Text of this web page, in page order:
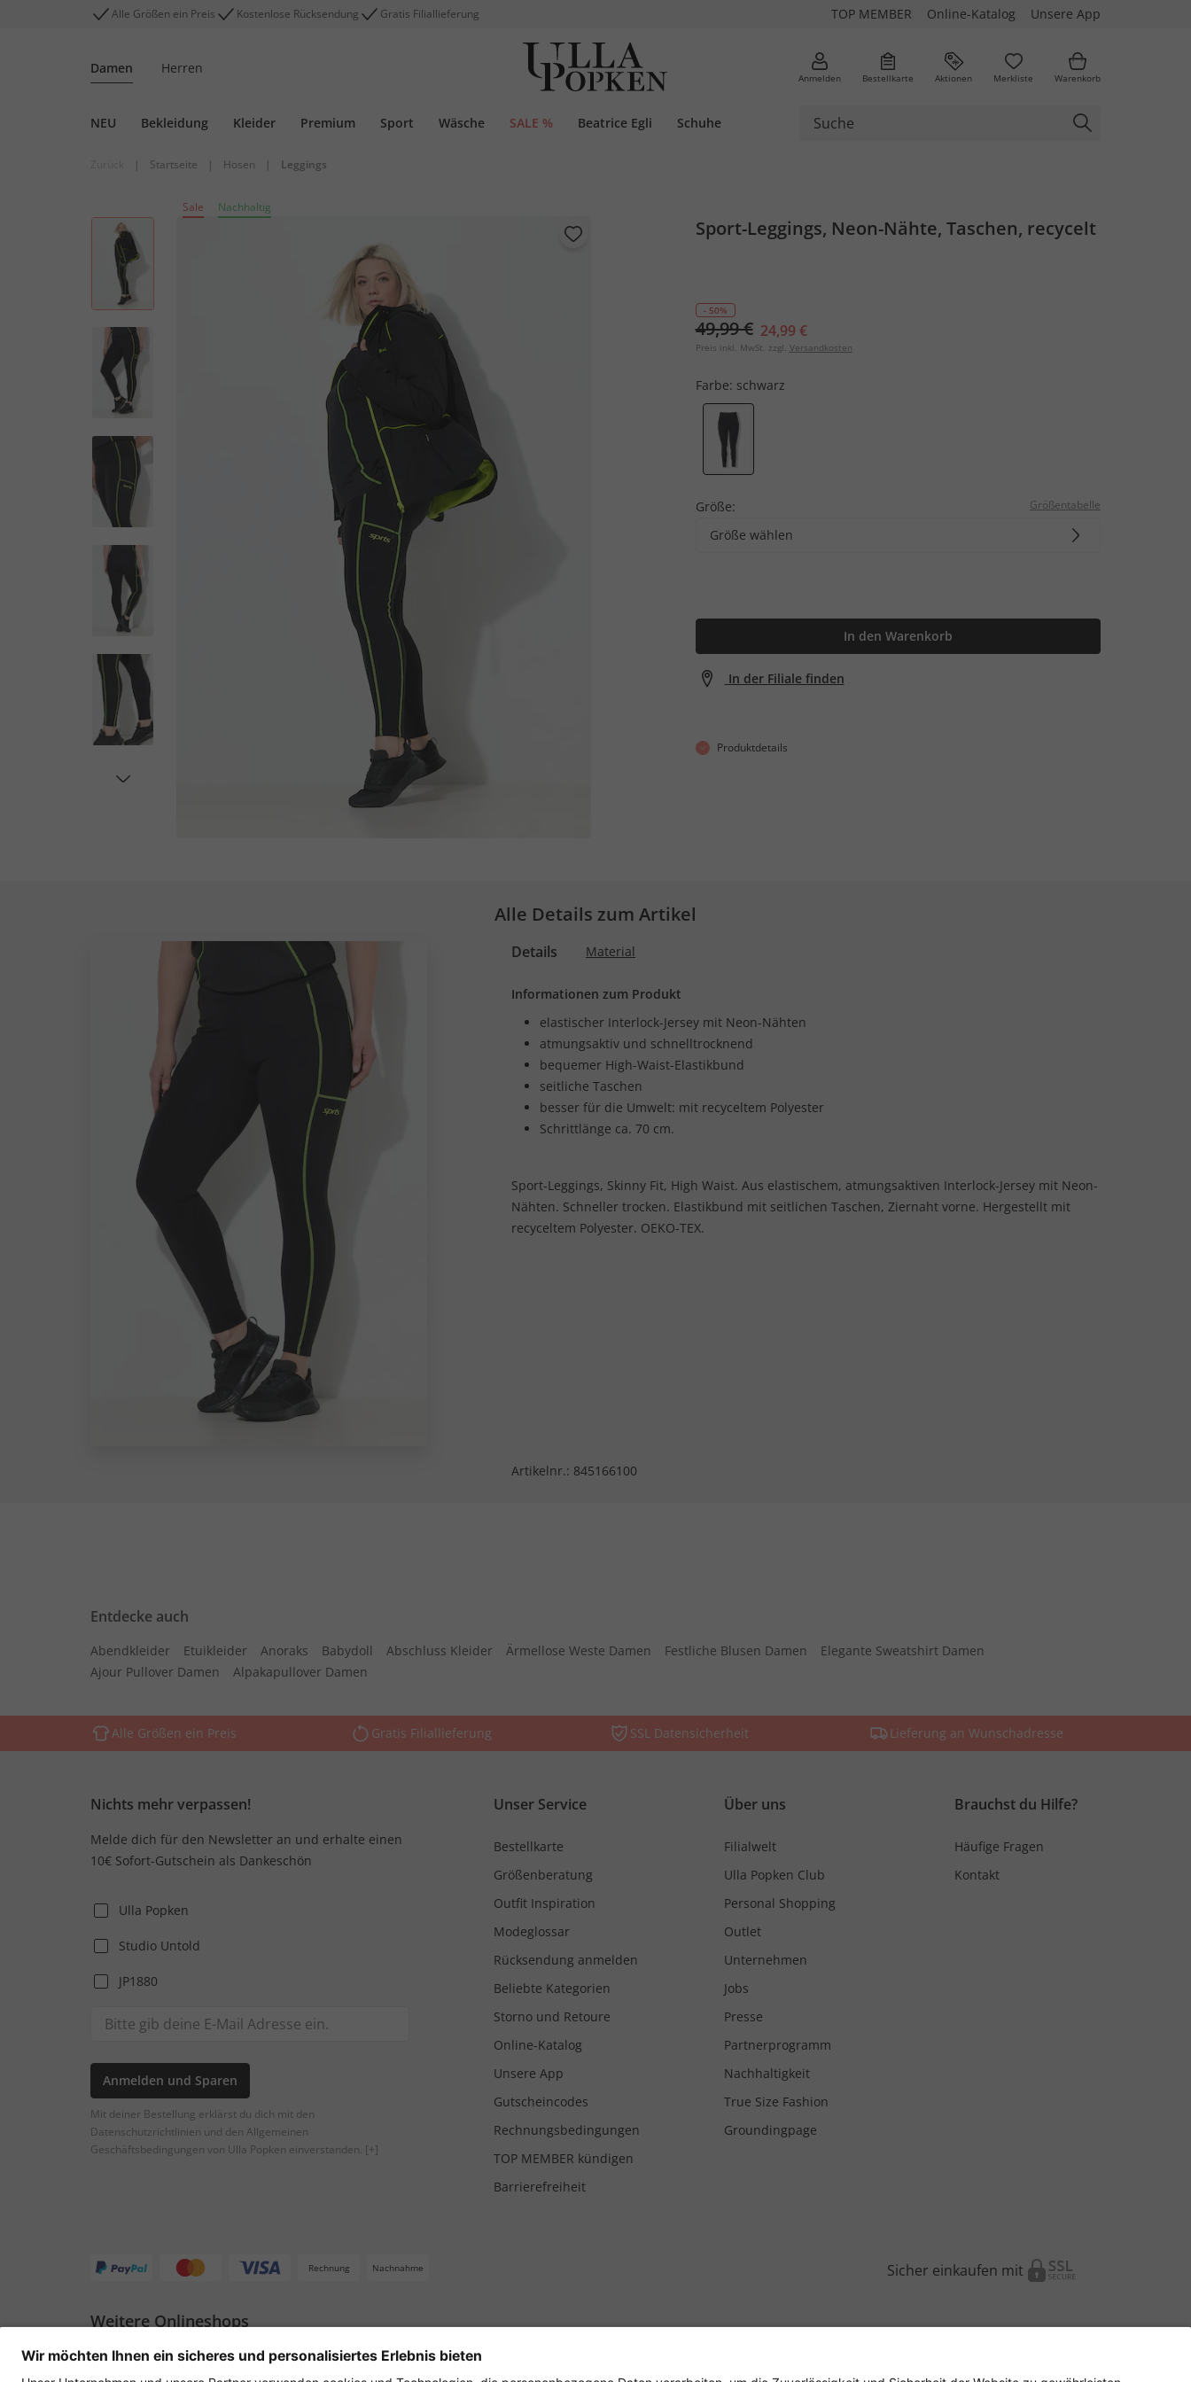
Alle Größen ein Preis Kostenlose Rücksendung Gratis Filiallieferung TOP MEMBER Online-Katalog Unsere App
Damen Herren
Anmelden Bestellkarte Aktionen Merkliste Warenkorb
NEU Bekleidung Kleider Premium Sport Wäsche SALE % Beatrice Egli Schuhe
| Startseite | Hosen | Leggings
Sale Nachhaltig
Sport-Leggings, Neon-Nähte, Taschen, recycelt
- 50%
49,99 € 24,99 €
Preis inkl. MwSt. zzgl. Versandkosten
Farbe: schwarz
Größe: Größentabelle
Größe wählen
In den Warenkorb
In der Filiale finden
Produktdetails
Alle Details zum Artikel
Details Material
Informationen zum Produkt
elastischer Interlock-Jersey mit Neon-Nähten
atmungsaktiv und schnelltrocknend
bequemer High-Waist-Elastikbund
seitliche Taschen
besser für die Umwelt: mit recyceltem Polyester
Schrittlänge ca. 70 cm.
Sport-Leggings, Skinny Fit, High Waist. Aus elastischem, atmungsaktiven Interlock-Jersey mit Neon-
Nähten. Schneller trocken. Elastikbund mit seitlichen Taschen, Ziernaht vorne. Hergestellt mit
recyceltem Polyester. OEKO-TEX.
Artikelnr.: 845166100
Entdecke auch
Abendkleider Etuikleider Anoraks Babydoll Abschluss Kleider Ärmellose Weste Damen Festliche Blusen Damen
Elegante Sweatshirt Damen
Ajour Pullover Damen
Alpakapullover Damen
Alle Größen ein Preis Gratis Filiallieferung SSL Datensicherheit Lieferung an Wunschadresse
Nichts mehr verpassen!
Melde dich für den Newsletter an und erhalte einen
10€ Sofort-Gutschein als Dankeschön
Ulla Popken
Studio Untold
JP1880
Anmelden und Sparen
Mit deiner Bestellung erklärst du dich mit den
Datenschutzrichtlinien und den Allgemeinen
Geschäftsbedingungen von Ulla Popken einverstanden. [+]
Unser Service
Bestellkarte
Größenberatung
Outfit Inspiration
Modeglossar
Rücksendung anmelden
Beliebte Kategorien
Storno und Retoure
Online-Katalog
Unsere App
Gutscheincodes
Rechnungsbedingungen
TOP MEMBER kündigen
Barrierefreiheit
Über uns
Filialwelt
Ulla Popken Club
Personal Shopping
Outlet
Unternehmen
Jobs
Presse
Partnerprogramm
Nachhaltigkeit
True Size Fashion
Groundingpage
Brauchst du Hilfe?
Häufige Fragen
Kontakt
Rechnung Nachnahme Sicher einkaufen mit
Weitere Onlineshops
Deutschland